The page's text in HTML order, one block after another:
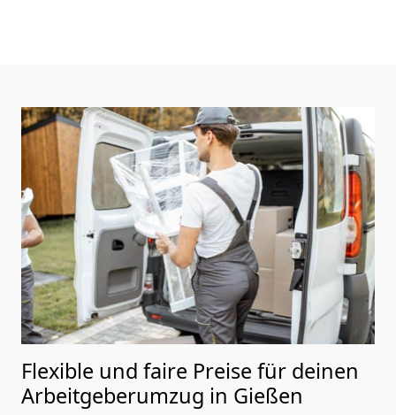
Flexible und faire Preise für deinen
Arbeitgeberumzug in Gießen